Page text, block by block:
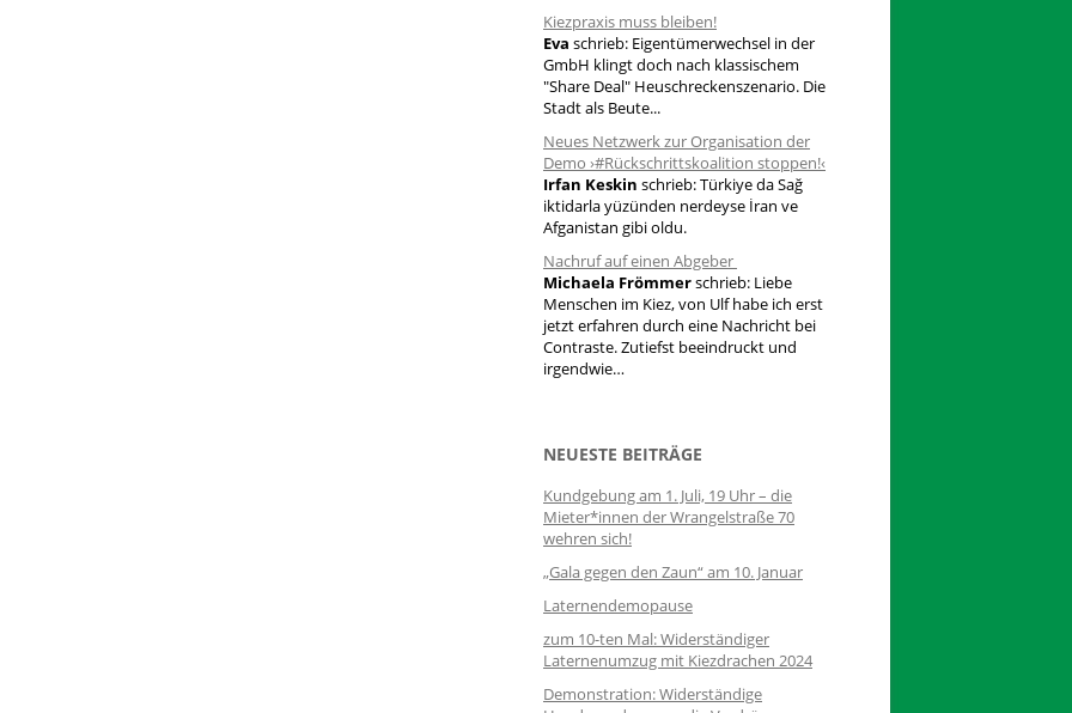
Kiezpraxis muss bleiben!
Eva schrieb: Eigentümerwechsel in der
GmbH klingt doch nach klassischem
"Share Deal" Heuschreckenszenario. Die
Stadt als Beute...
Neues Netzwerk zur Organisation der
Demo ›#Rückschrittskoalition stoppen!‹
Irfan Keskin schrieb:Türkiye da Sağ
iktidarla yüzünden nerdeyse İran ve
Afganistan gibi oldu.
Nachruf auf einen Abgeber
Michaela Frömmerschrieb: Liebe
Menschen im Kiez, von Ulf habe ich erst
jetzt erfahren durch eine Nachricht bei
Contraste. Zutiefst beeindruckt und
irgendwie…
NEUESTE BEITRÄGE
Kundgebung am 1. Juli, 19 Uhr – die
Mieter*innen der Wrangelstraße 70
wehren sich!
„Gala gegen den Zaun“ am 10. Januar
Laternendemopause
zum 10-ten Mal: Widerständiger
Laternenumzug mit Kiezdrachen 2024
Demonstration: Widerständige